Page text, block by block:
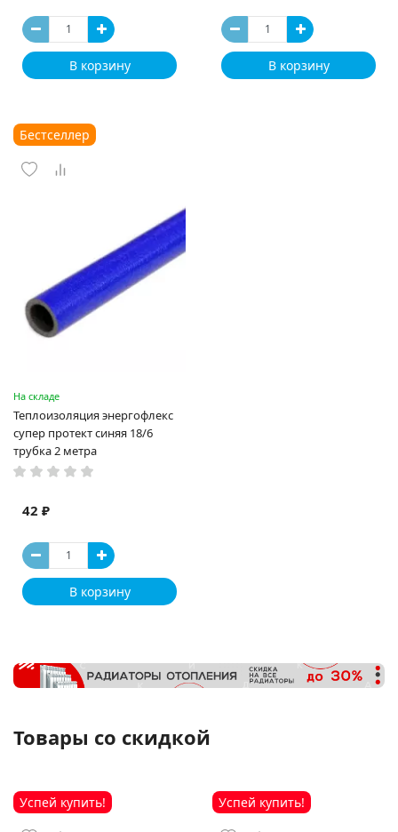
В корзину В корзину
Бестселлер
На складе
Теплоизоляция энергофлекс
супер протект синяя 18/6
трубка 2 метра
42 ₽
В корзину
Товары со скидкой
Успей купить! Успей купить!